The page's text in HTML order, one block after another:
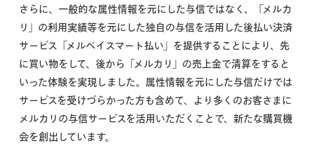
さらに、一般的な属性情報を元にした与信ではなく、「メルカ
リ」の利用実績等を元にした独自の与信を活用した後払い決済
サービス「メルペイスマート払い」を提供することにより、先
に買い物をして、後から「メルカリ」の売上金で清算をすると
いった体験を実現しました。属性情報を元にした与信だけでは
サービスを受けづらかった方も含めて、より多くのお客さまに
メルカリの与信サービスを活用いただくことで、新たな購買機
会を創出しています。